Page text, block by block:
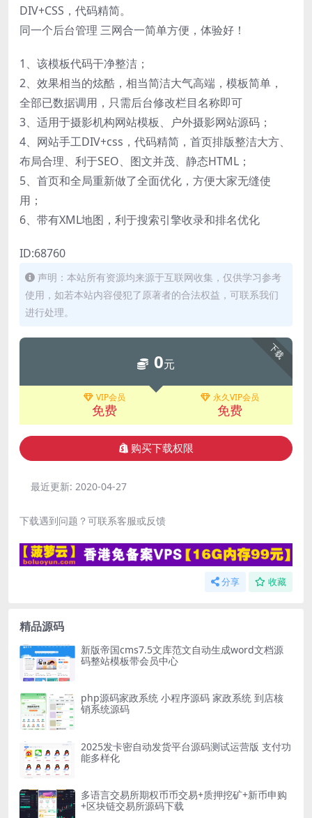
DIV+CSS，代码精简。
同一个后台管理 三网合一简单方便，体验好！
1、该模板代码干净整洁；
2、效果相当的炫酷，相当简洁大气高端，模板简单，
全部已数据调用，只需后台修改栏目名称即可
3、适用于摄影机构网站模板、户外摄影网站源码；
4、网站手工DIV+css，代码精简，首页排版整洁大方、
布局合理、利于SEO、图文并茂、静态HTML；
5、首页和全局重新做了全面优化，方便大家无缝使
用；
6、带有XML地图，利于搜索引擎收录和排名优化
ID:68760
声明：本站所有资源均来源于互联网收集，仅供学习参考
使用，如若本站内容侵犯了原著者的合法权益，可联系我们
进行处理。
下载
0元
VIP会员
免费
永久VIP会员
免费
购买下载权限
最近更新: 2020-04-27
下载遇到问题？可联系客服或反馈
分享 收藏
精品源码
新版帝国cms7.5文库范文自动生成word文档源
码整站模板带会员中心
php源码家政系统 小程序源码 家政系统 到店核
销系统源码
2025发卡密自动发货平台源码测试运营版 支付功
能多样化
多语言交易所期权币币交易+质押挖矿+新币申购
+区块链交易所源码下载